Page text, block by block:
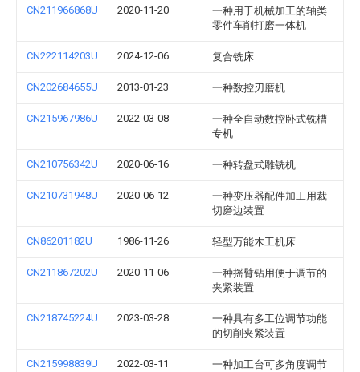
CN211966868U 2020-11-20
一种用于机械加工的轴类
零件车削打磨一体机
CN222114203U 2024-12-06 复合铣床
CN202684655U 2013-01-23 一种数控刃磨机
CN215967986U 2022-03-08
一种全自动数控卧式铣槽
专机
CN210756342U 2020-06-16 一种转盘式雕铣机
CN210731948U 2020-06-12
一种变压器配件加工用裁
切磨边装置
CN86201182U 1986-11-26 轻型万能木工机床
CN211867202U 2020-11-06
一种摇臂钻用便于调节的
夹紧装置
CN218745224U 2023-03-28
一种具有多工位调节功能
的切削夹紧装置
CN215998839U 2022-03-11
一种加工台可多角度调节